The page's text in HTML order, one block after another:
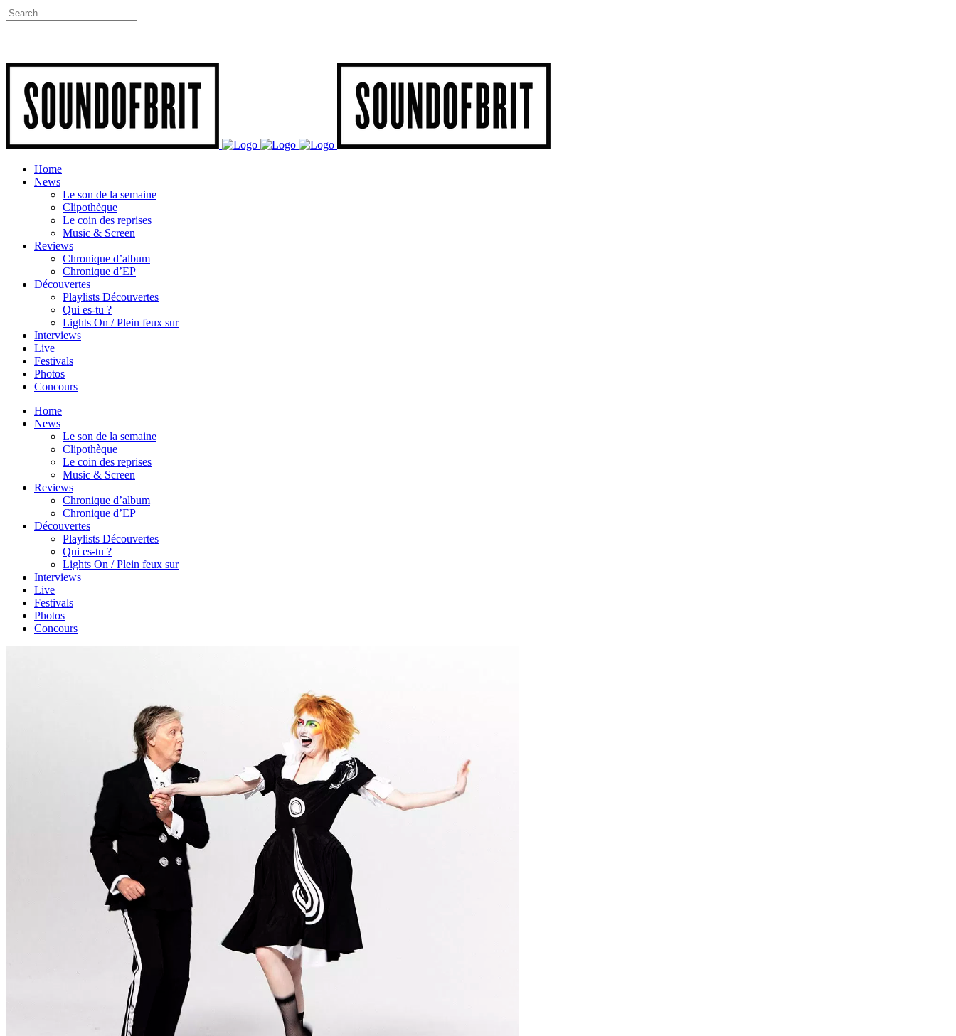
Home
News
Le son de la semaine
Clipothèque
Le coin des reprises
Music & Screen
Reviews
Chronique d’album
Chronique d’EP
Découvertes
Playlists Découvertes
Qui es-tu ?
Lights On / Plein feux sur
Interviews
Live
Festivals
Photos
Concours
Home
News
Le son de la semaine
Clipothèque
Le coin des reprises
Music & Screen
Reviews
Chronique d’album
Chronique d’EP
Découvertes
Playlists Découvertes
Qui es-tu ?
Lights On / Plein feux sur
Interviews
Live
Festivals
Photos
Concours